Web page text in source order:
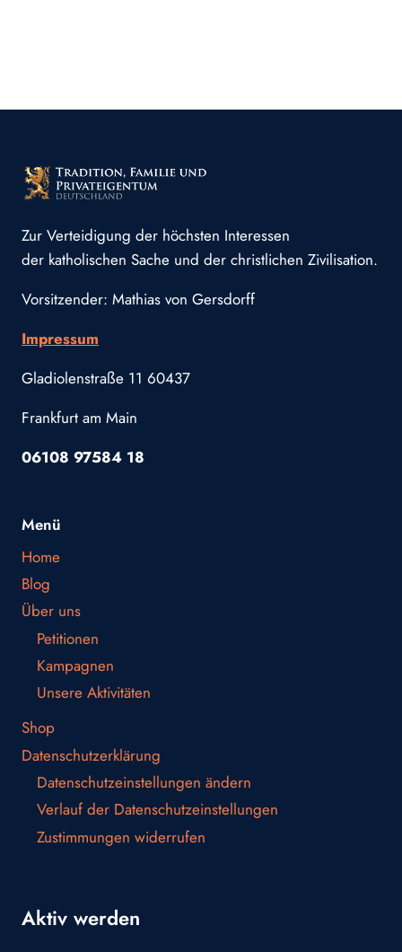
Zur Verteidigung der höchsten Interessen
der katholischen Sache und der christlichen Zivilisation.
Vorsitzender: Mathias von Gersdorff
Impressum
Gladiolenstraße 11 60437
Frankfurt am Main
06108 97584 18
Menü
Home
Blog
Über uns
Petitionen
Kampagnen
Unsere Aktivitäten
Shop
Datenschutzerklärung
Datenschutzeinstellungen ändern
Verlauf der Datenschutzeinstellungen
Zustimmungen widerrufen
Aktiv werden